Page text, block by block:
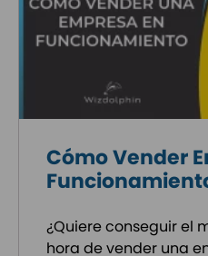
Cómo Vender
¿Quiere conseguir el
hora de vender una